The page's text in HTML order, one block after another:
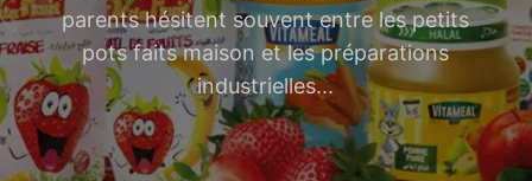
parents hésitent souvent entre les petits
pots faits maison et les préparations
industrielles...